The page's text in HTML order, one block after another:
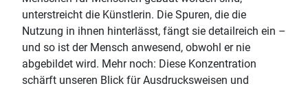
unterstreicht die Künstlerin. Die Spuren, die die
Nutzung in ihnen hinterlässt, fängt sie detailreich ein –
und so ist der Mensch anwesend, obwohl er nie
abgebildet wird. Mehr noch: Diese Konzentration
schärft unseren Blick für Ausdrucksweisen und